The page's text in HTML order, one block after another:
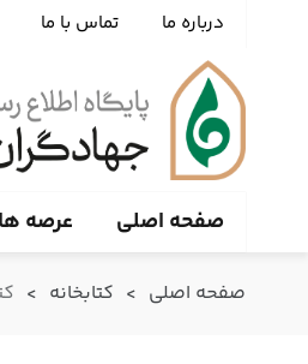
درباره ما تماس با ما
صفحه اصلی عرصه
صفحه اصلی > کتابخانه >